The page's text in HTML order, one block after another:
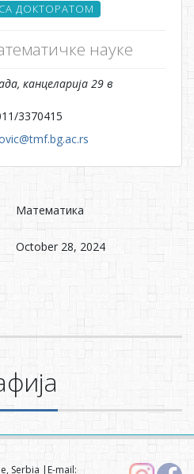
ДОКТОРАТОМ
науке
канцеларија 29 в
3370415
Математика
October 28, 2024
Serbia |E-mail: